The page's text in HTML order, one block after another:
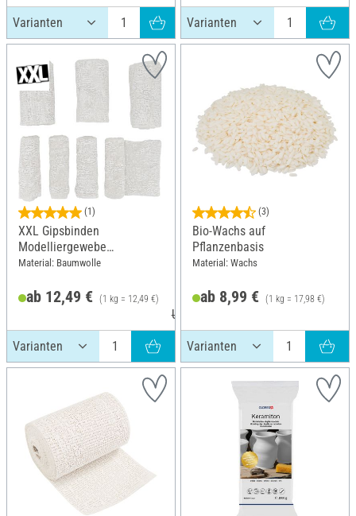
(1)
XXL Gipsbinden
Modelliergewebe
Grosspackung
Material: Baumwolle
ab 12,49 € (1 kg = 12,49 €)
UVP 13,49 €
(3)
Bio-Wachs auf
Pflanzenbasis
Material: Wachs
ab 8,99 € (1 kg = 17,98 €)